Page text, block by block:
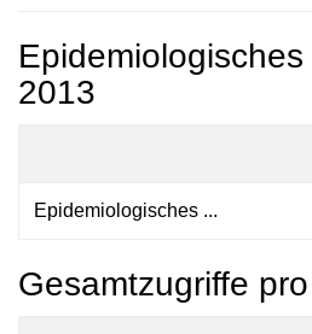
2013
Epidemiologisches ...
Gesamtzugriffe